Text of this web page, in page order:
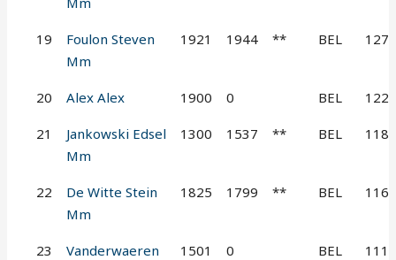
19
Foulon Steven
Mm
1921 1944 ** BEL 127
20 Alex Alex 1900 0 BEL 122
21
Jankowski Edsel
Mm
1300 1537 ** BEL 118
22
De Witte Stein
Mm
1825 1799 ** BEL 116
23
Vanderwaeren
1501 0 BEL 111